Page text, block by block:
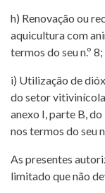
h) Renovação ou
aquicultura com
termos do seu n.º 8;
i) Utilização de
do setor
anexo I, parte B,
nos termos do seu
As presentes
limitado que não